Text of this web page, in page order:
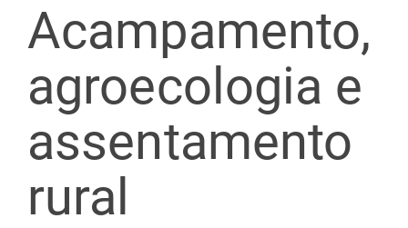
Acampamento,
agroecologia e
assentamento
rural